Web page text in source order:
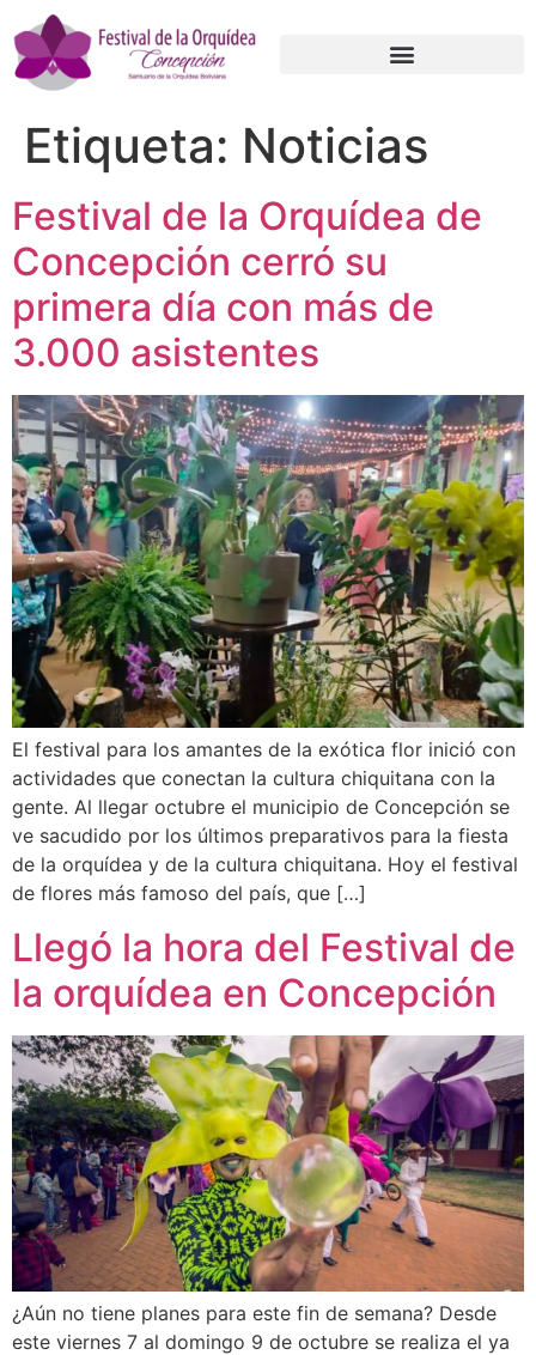
Etiqueta: Noticias
Festival de la Orquídea de
Concepción cerró su
primera día con más de
3.000 asistentes
El festival para los amantes de la exótica flor inició con
actividades que conectan la cultura chiquitana con la
gente. Al llegar octubre el municipio de Concepción se
ve sacudido por los últimos preparativos para la fiesta
de la orquídea y de la cultura chiquitana. Hoy el festival
de flores más famoso del país, que […]
Llegó la hora del Festival de
la orquídea en Concepción
¿Aún no tiene planes para este fin de semana? Desde
este viernes 7 al domingo 9 de octubre se realiza el ya